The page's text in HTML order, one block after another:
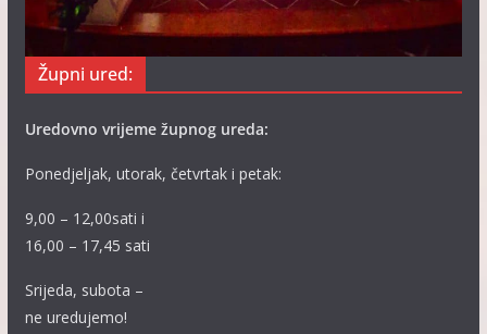
Župni ured:
Uredovno vrijeme župnog ureda:
Ponedjeljak, utorak, četvrtak i petak:
9,00 – 12,00sati i
16,00 – 17,45 sati
Srijeda, subota –
ne uredujemo!